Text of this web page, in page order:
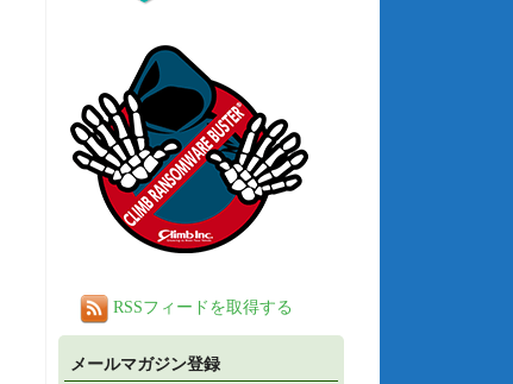
RSSフィードを取得する
メールマガジン登録